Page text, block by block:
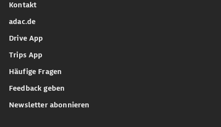
Kontakt
adac.de
Drive App
Trips App
Häufige Fragen
Feedback geben
Newsletter abonnieren